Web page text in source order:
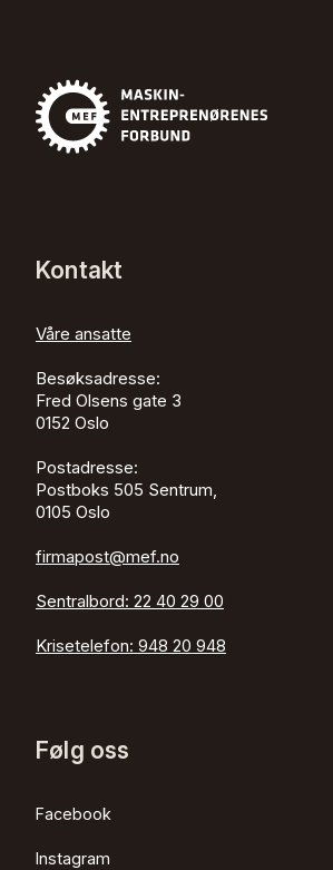
Kontakt
Våre ansatte
Besøksadresse:
Fred Olsens gate 3
0152 Oslo
Postadresse:
Postboks 505 Sentrum,
0105 Oslo
firmapost@mef.no
Sentralbord: 22 40 29 00
Krisetelefon: 948 20 948
Følg oss
Facebook
Instagram